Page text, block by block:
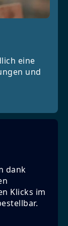
eine
und
dank
Klicks im